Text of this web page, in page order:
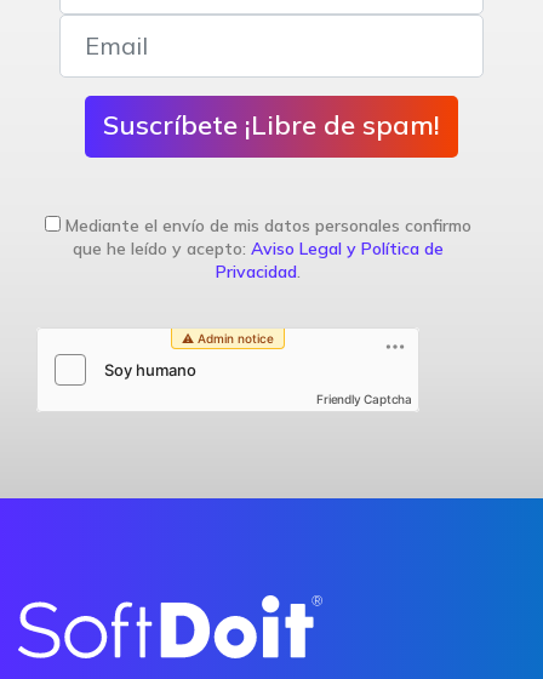
Suscríbete ¡Libre de spam!
Mediante el envío de mis datos personales confirmo
que he leído y acepto: Aviso Legal y Política de
Privacidad.
Friendly Captcha